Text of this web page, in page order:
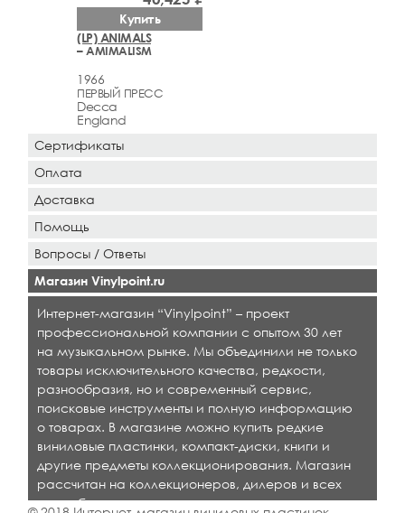
(LP) ANIMALS
– AMIMALISM
1966
ПЕРВЫЙ ПРЕСС
Decca
England
Купить
Сертификаты
Оплата
Доставка
Помощь
Вопросы / Ответы
Магазин Vinylpoint.ru
Интернет-магазин “Vinylpoint” – проект
профессиональной компании с опытом 30 лет
на музыкальном рынке. Мы объединили не только
товары исключительного качества, редкости,
разнообразия, но и современный сервис,
поисковые инструменты и полную информацию
о товарах. В магазине можно купить редкие
виниловые пластинки, компакт-диски, книги и
другие предметы коллекционирования. Магазин
рассчитан на коллекционеров, дилеров и всех
кто любит качественную музыку.